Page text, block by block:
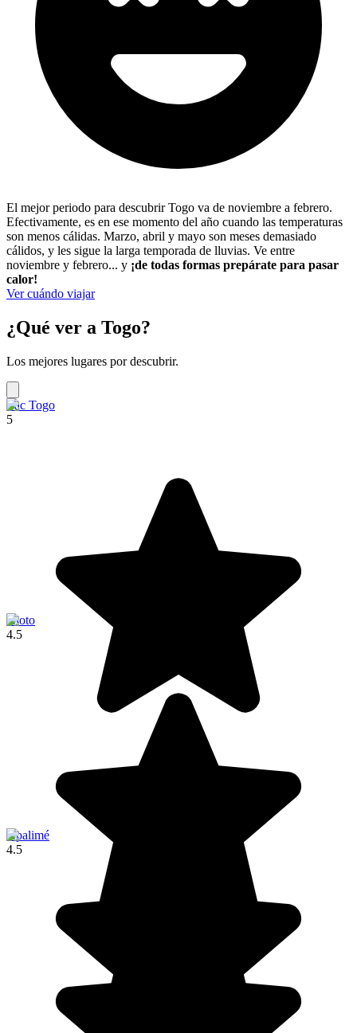
El mejor periodo para descubrir Togo va de noviembre a febrero.
Efectivamente, es en ese momento del año cuando las temperaturas
son menos cálidas. Marzo, abril y mayo son meses demasiado
cálidos, y les sigue la larga temporada de lluvias. Ve entre
noviembre y febrero... y ¡de todas formas prepárate para pasar
calor!
Ver cuándo viajar
¿Qué ver a Togo?
Los mejores lugares por descubrir.
Lac Togo
5
Kloto
4.5
Kpalimé
4.5